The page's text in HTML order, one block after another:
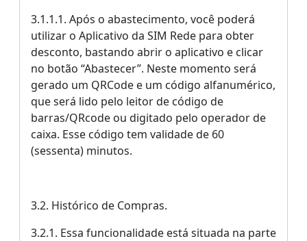
3.1.1.1. Após o abastecimento, você poderá
utilizar o Aplicativo da SIM Rede para obter
desconto, bastando abrir o aplicativo e clicar
no botão “Abastecer”. Neste momento será
gerado um QRCode e um código alfanumérico,
que será lido pelo leitor de código de
barras/QRcode ou digitado pelo operador de
caixa. Esse código tem validade de 60
(sessenta) minutos.
3.2. Histórico de Compras.
3.2.1. Essa funcionalidade está situada na parte